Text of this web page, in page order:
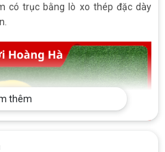
có trục bằng lò xo thép đặc dày
thêm